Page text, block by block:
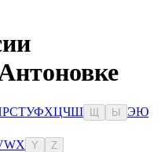
РСТУФХЦЧШ Ы ЭЮ
WX Y Z